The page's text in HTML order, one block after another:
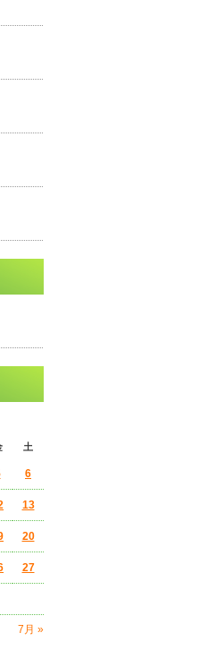
土
7月 »
6
13
20
27